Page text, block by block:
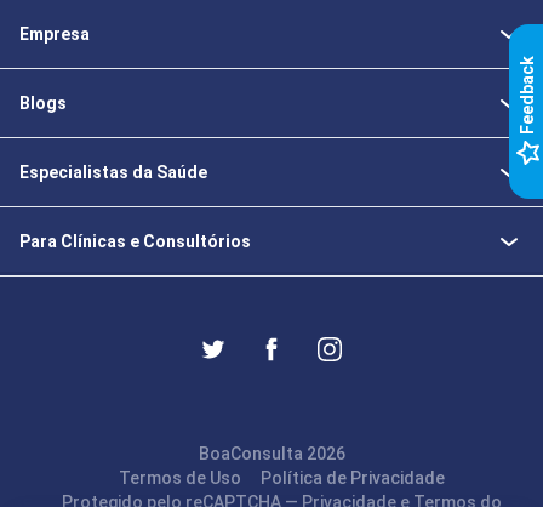
k
Empresa
Blogs
Especialistas da Saúde
Para Clínicas e Consultórios
BoaConsulta 2026
Termos de Uso
Política de Privacidade
Protegido pelo reCAPTCHA — Privacidadee Termos do